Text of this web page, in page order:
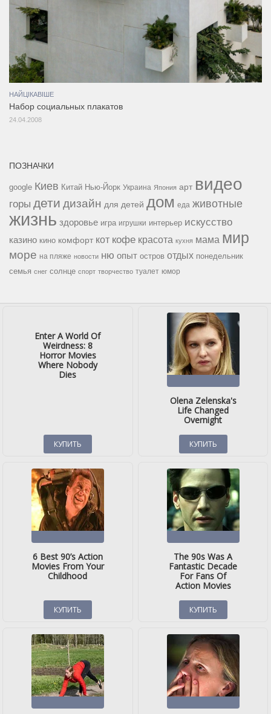
НАЙЦІКАВІШЕ
Набор социальных плакатов
24.04.2008
ПОЗНАЧКИ
google Киев Китай Нью-Йорк Украина Япония арт видео
горы дети дизайн для детей дом еда животные
жизнь здоровье игра игрушки интерьер искусство
казино кино комфорт кот кофе красота кухня мама мир
море на пляже новости ню опыт остров отдых понедельник
семья снег солнце спорт творчество туалет юмор